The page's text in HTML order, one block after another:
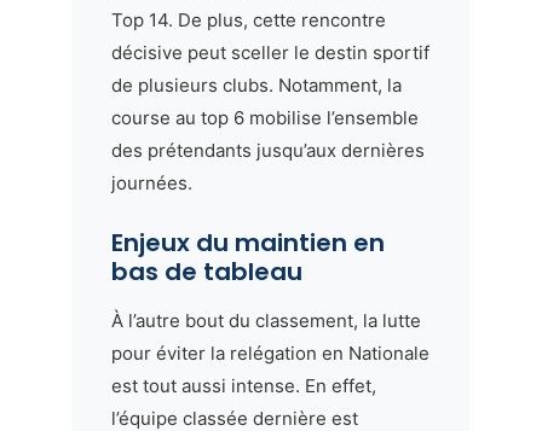
Top 14. De plus, cette rencontre
décisive peut sceller le destin sportif
de plusieurs clubs. Notamment, la
course au top 6 mobilise l’ensemble
des prétendants jusqu’aux dernières
journées.
Enjeux du maintien en
bas de tableau
À l’autre bout du classement, la lutte
pour éviter la relégation en Nationale
est tout aussi intense. En effet,
l’équipe classée dernière est